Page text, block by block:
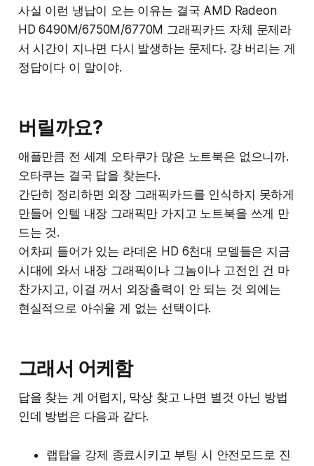
사실 이런 냉납이 오는 이유는 결국 AMD Radeon
HD 6490M/6750M/6770M 그래픽카드 자체 문제라
서 시간이 지나면 다시 발생하는 문제다. 걍 버리는 게
정답이다 이 말이야.
버릴까요?
애플만큼 전 세계 오타쿠가 많은 노트북은 없으니까.
오타쿠는 결국 답을 찾는다.
간단히 정리하면 외장 그래픽카드를 인식하지 못하게
만들어 인텔 내장 그래픽만 가지고 노트북을 쓰게 만
드는 것.
어차피 들어가 있는 라데온 HD 6천대 모델들은 지금
시대에 와서 내장 그래픽이나 그놈이나 고전인 건 마
찬가지고, 이걸 꺼서 외장출력이 안 되는 것 외에는
현실적으로 아쉬울 게 없는 선택이다.
그래서 어케함
답을 찾는 게 어렵지, 막상 찾고 나면 별것 아닌 방법
인데 방법은 다음과 같다.
랩탑을 강제 종료시키고 부팅 시 안전모드로 진